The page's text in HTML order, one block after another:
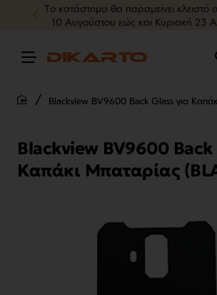
Tο κατάστημα θα παραμείνει κλειστό
10 Αυγούστου εώς και Κυριακή 23
Blackview BV9600 Back
Καπάκι Μπαταρίας
Blackview BV9600 Back Glass για